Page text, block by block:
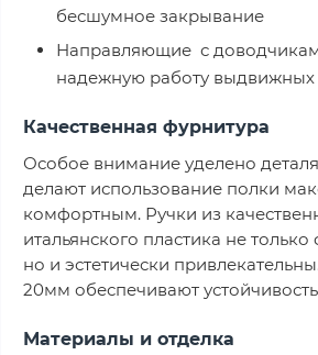
бесшумное закрывание
Направляющие с
надежную работу выдвижных
Качественная фурнитура
Особое внимание уделено
делают использование полки
комфортным. Ручки из
итальянского пластика не
но и эстетически
20мм обеспечивают
Материалы и отделка